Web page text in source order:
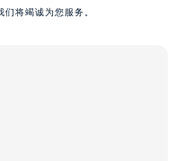
将竭诚为您服务。